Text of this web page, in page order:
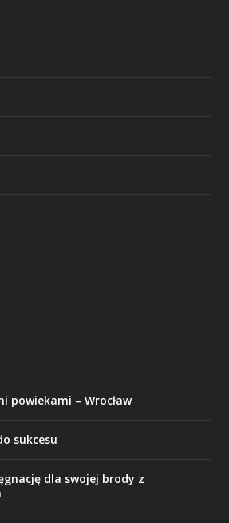
powiekami – Wrocław
sukcesu
dla swojej brody z